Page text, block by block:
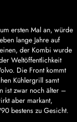
ersten Mal an, würde
lange Jahre auf
der Kombi wurde
Weltöffentlichkeit
Die Front kommt
Kühlergrill samt
ist zwar noch älter –
aber markant,
bestens zu Gesicht.